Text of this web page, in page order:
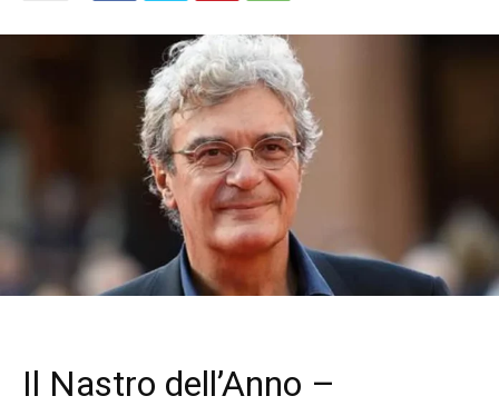
Il Nastro dell’Anno –